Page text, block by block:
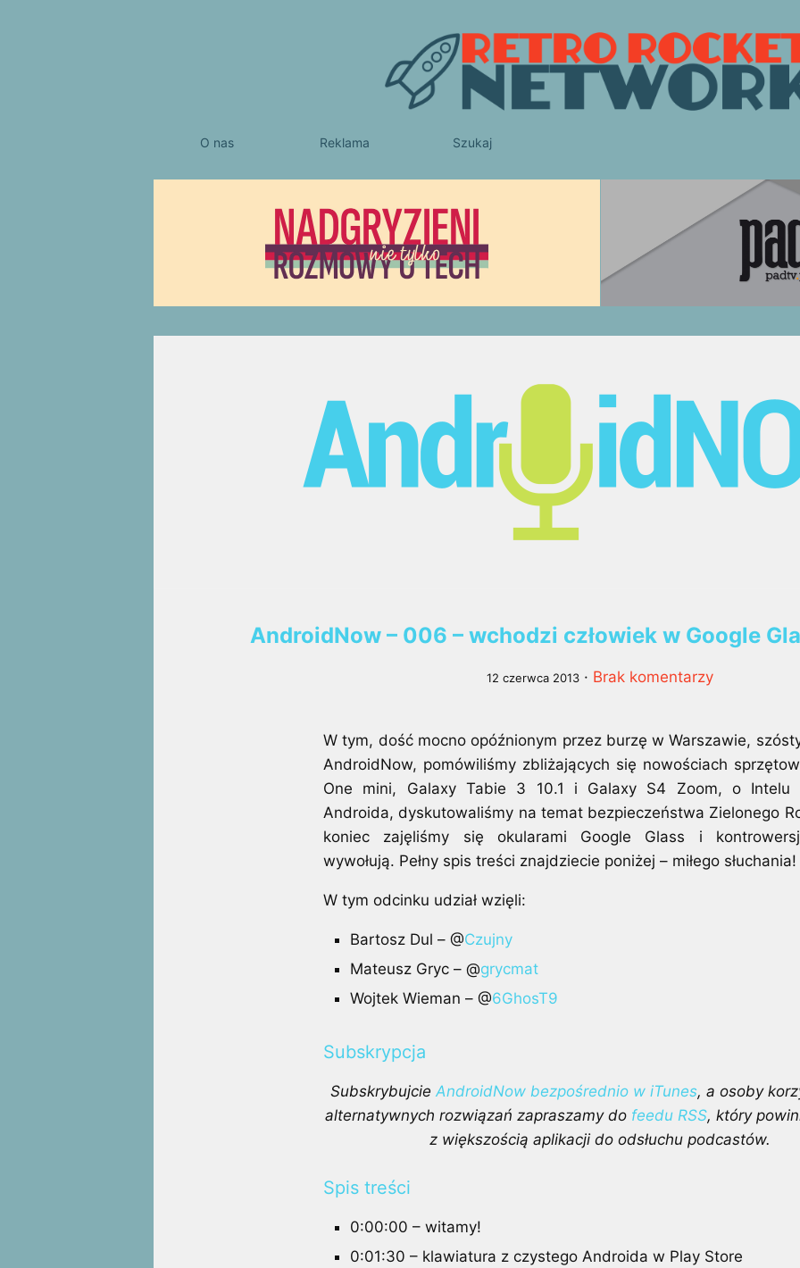
O nas Reklama Szukaj
AndroidNow – 006 – wchodzi człowiek w Google
12 czerwca 2013 · Brak komentarzy
W tym, dość mocno opóźnionym przez burzę w Warszawie,
AndroidNow, pomówiliśmy zbliżających się nowościach
One mini, Galaxy Tabie 3 10.1 i Galaxy S4 Zoom, o Intelu
Androida, dyskutowaliśmy na temat bezpieczeństwa Zielonego
koniec zajęliśmy się okularami Google Glass i
wywołują. Pełny spis treści znajdziecie poniżej – miłego słuchania!
W tym odcinku udział wzięli:
Bartosz Dul – @Czujny
Mateusz Gryc – @grycmat
Wojtek Wieman – @6GhosT9
Subskrypcja
Subskrybujcie AndroidNow bezpośrednio w iTunes, a osoby
alternatywnych rozwiązań zapraszamy do feedu RSS, który
z większością aplikacji do odsłuchu podcastów.
Spis treści
0:00:00 – witamy!
0:01:30 – klawiatura z czystego Androida w Play Store